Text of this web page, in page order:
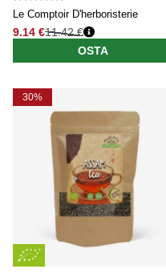
Le Comptoir D'herboristerie
9.14 €
Normaali hinta
11.42 €
OSTA
30%